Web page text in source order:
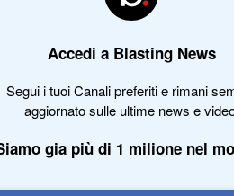
Accedi a Blasting News
Segui i tuoi Canali preferiti e rimani
aggiornato sulle ultime news e
gia più di 1 milione nel